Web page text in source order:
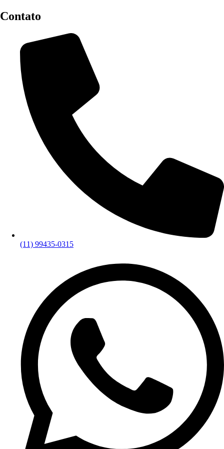
Contato
(11) 99435-0315